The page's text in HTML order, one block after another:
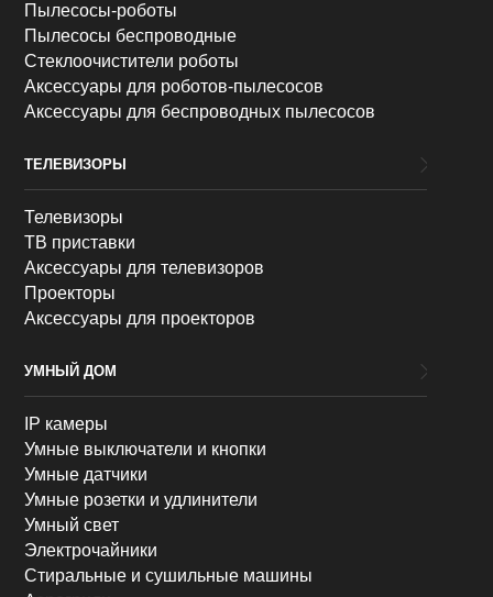
Пылесосы-роботы
Пылесосы беспроводные
Стеклоочистители роботы
Аксессуары для роботов-пылесосов
Аксессуары для беспроводных пылесосов
ТЕЛЕВИЗОРЫ
Телевизоры
ТВ приставки
Аксессуары для телевизоров
Проекторы
Аксессуары для проекторов
УМНЫЙ ДОМ
IP камеры
Умные выключатели и кнопки
Умные датчики
Умные розетки и удлинители
Умный свет
Электрочайники
Стиральные и сушильные машины